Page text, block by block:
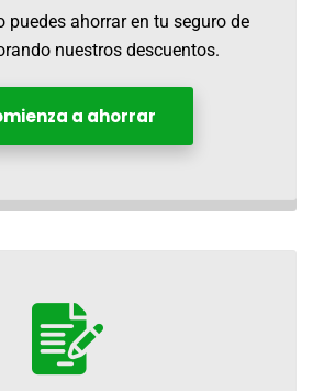
puedes ahorrar en tu seguro de
nuestros descuentos.
a ahorrar